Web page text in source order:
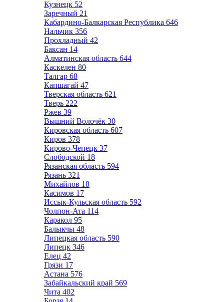
Кузнецк 52
Заречный 21
Кабардино-Балкарская Республика 646
Нальчик 356
Прохладный 42
Баксан 14
Алматинская область 644
Каскелен 80
Талгар 68
Капшагай 47
Тверская область 621
Тверь 222
Ржев 39
Вышний Волочёк 30
Кировская область 607
Киров 378
Кирово-Чепецк 37
Слободской 18
Рязанская область 594
Рязань 321
Михайлов 18
Касимов 17
Иссык-Кульская область 592
Чолпон-Ата 114
Каракол 95
Балыкчы 48
Липецкая область 590
Липецк 346
Елец 42
Грязи 17
Астана 576
Забайкальский край 569
Чита 402